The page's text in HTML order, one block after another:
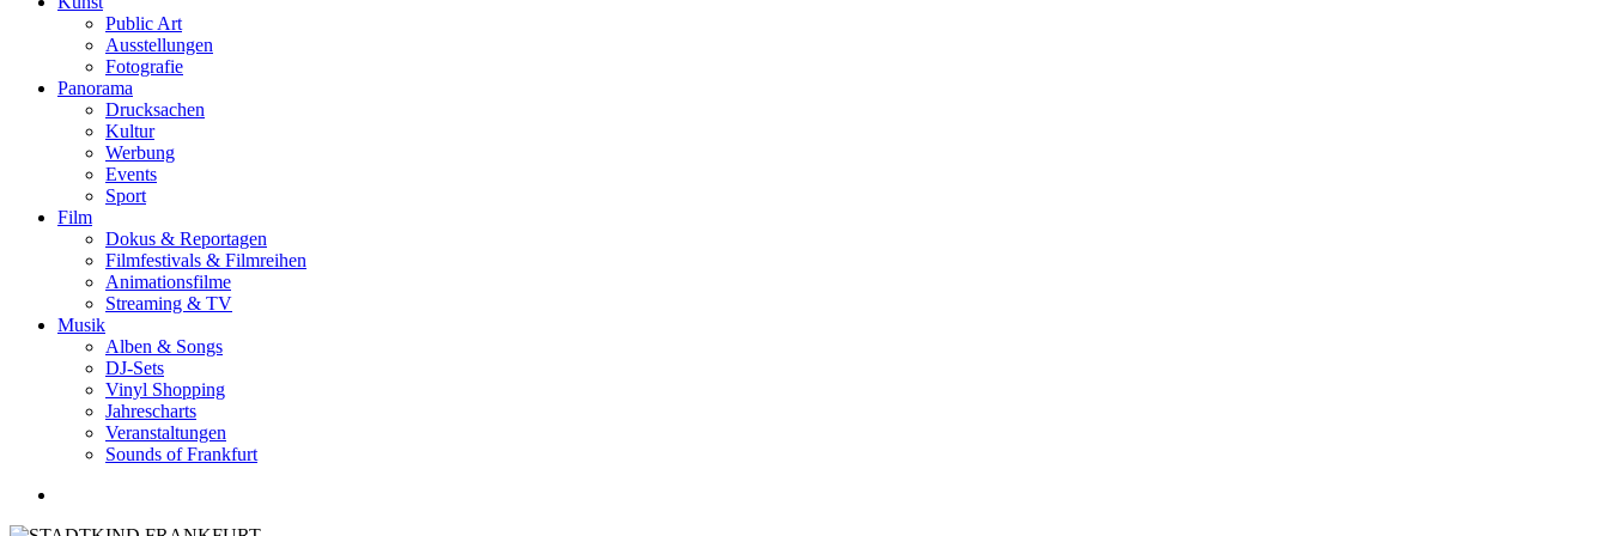
Public Art
Ausstellungen
Fotografie
Panorama
Drucksachen
Kultur
Werbung
Events
Sport
Film
Dokus & Reportagen
Filmfestivals & Filmreihen
Animationsfilme
Streaming & TV
Musik
Alben & Songs
DJ-Sets
Vinyl Shopping
Jahrescharts
Veranstaltungen
Sounds of Frankfurt